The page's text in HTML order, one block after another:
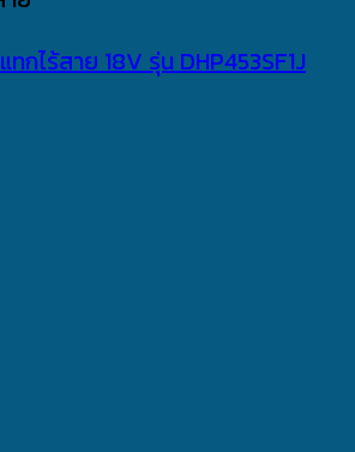
กไร้สาย 18V รุ่น DHP453SF1J